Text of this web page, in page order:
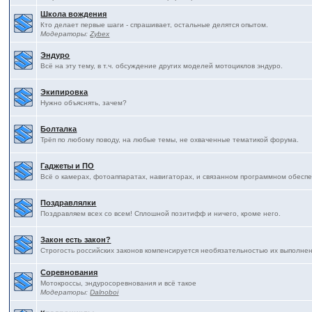
Школа вождения
Кто делает первые шаги - спрашивает, остальные делятся опытом.
Модераторы:Zybex
Эндуро
Всё на эту тему, в т.ч. обсуждение других моделей мотоциклов эндуро.
Экипировка
Нужно объяснять, зачем?
Болталка
Трёп по любому поводу, на любые темы, не охваченные тематикой форума.
Гаджеты и ПО
Всё о камерах, фотоаппаратах, навигаторах, и связанном программном
Поздравлялки
Поздравляем всех со всем! Сплошной позитифф и ничего, кроме него.
Закон есть закон?
Строгость российских законов компенсируется необязательностью их
Соревнования
Мотокроссы, эндуросоревнования и всё такое
Модераторы:Dalnoboi